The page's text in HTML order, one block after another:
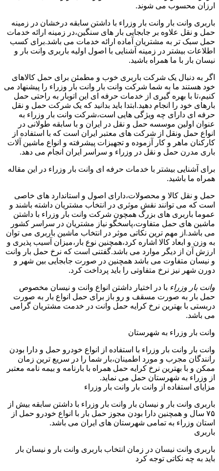
ارزان محسوب می شوند.
باربری وانت بار وانت بار وزراء با داشتن سابقه درخشان در زمینه
حمل و نقل علاوه بر جابجایی بار های سنگین،در زمینه ارائه خدمات
حمل سبک تر به مشتریان آماده ارائه خدمات می باشد.برای کسب
اطلاعات بیشتر در زمینه آشنایی با اصول اولیه باربری وانت بار و
نیسان بار با ما همراه باشید.
اگر به دنبال یک شرکت باربری خوب و مطمئن برای حمل کالاهای
خود هستند ما به شما شرکت وانت بار وانت بار وزراء را پیشنهاد می
کنیم،تا با بهره گیری از خدمات حرفه ای این اتوبار به راحتی حمل
بارهای خود را انجام دهید.ابتدا باید بدانید که یک شرکت حمل و نقل
حرفه ای دارای چه ویژگی هایی است،شرکت وانت بار وزراء به
عنوان اولین موسسه حمل و نقل در ایران و با سابقه طولانی در
انواع حمل ونقل از شرکت های معتبر ایران است که با استفاده از
کارکنان ماهر و کار آزموده و تجهیزات پیشرفته و انواع ماشین آلات
باری مدرن حمل و نقل در وزراء و سراسر ایران انجام می دهد.
برای آشنایی بیشتر با خدمات حرفه ای وانت بار وزراء در این مقاله
همراه ما باشید.
حمل و نقل کالا و محصولات،دارای اصول و استاندارد های خاصی
است که می توانند نقش موثری در انتخاب مشتریان داشته باشند و
عموما باربری های بزرگ همچون شرکت وانت بار وزراء با داشتن
ماشین های حمل متفاوت،پاسخگو نیاز مشتریان در سراسر کشور
می باشد.از مهم ترین نکاتی موثر در انتخاب ماشین باربری می توان
به وزن و ابعاد کالا اشاره کرد،همچنین نوع بار،میزان آسیب پذیری و
ارزش آن از دیگر موارد می باشد.گفتنی است که نرخ حمل بار وانت
و نیسان متفاوت می باشد همچنین در صورت جابجایی بین شهر و
دورن شهر نیز نرخ متفاوتی را باید پرداخت کرد.
وانت بار وزراء با در اختیار داشتن انواع وانت و نیسان مخصوص
حمل بار به صورت مسقف و رو باز برای حمل انواع بار به صورت
دربستی با بهترین نرخ کرایه حمل وانت در خدمت مشتریان گرامی
می باشد.
وانت بار وزراء به شهرستان
وانت بار وانت بار وزراء با استفاده از انواع خودرو حمل و دارا بودن
رانندگان مجرب و مورد اطمینان،بار شما را در سریع ترین زمان
ممکن و با بهترین نرخ کرایه حمل همراه با بارنامه و بیمه نامه معتبر
از وزراء به شهرستان حمل می نماید.
مزایای استفاده از وانت بار وانت بار وزراء
باربری وانت بار و نیسان بار وانت بار وزراء با داشتن سابقه بیش از
۷۵ سال و همچنین دارا بودن مجوز حمل بار با انواع خودرو حمل از
استان وزراء به تمامی شهرستان های ایران می باشد.
باربری
باربری وانت نیسان در زمان انتخاب باربری وانت بار و نیسان بار
باید به چه نکاتی توجه کرد